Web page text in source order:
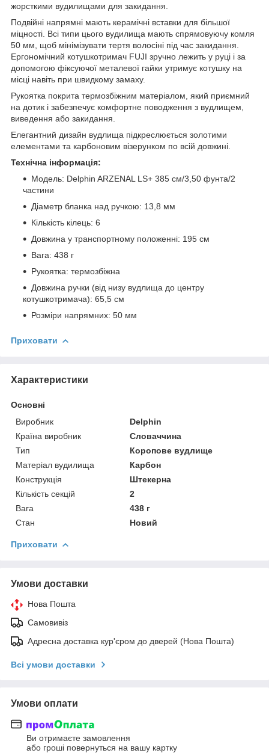
жорсткими вудилищами для закидання.
Подвійні напрямні мають керамічні вставки для більшої
міцності. Всі типи цього вудилища мають спрямовуючу комля
50 мм, щоб мінімізувати тертя волосіні під час закидання.
Ергономічний котушкотримач FUJI зручно лежить у руці і за
допомогою фіксуючої металевої гайки утримує котушку на
місці навіть при швидкому замаху.
Рукоятка покрита термозбіжним матеріалом, який приємний
на дотик і забезпечує комфортне поводження з вудлищем,
виведення або закидання.
Елегантний дизайн вудлища підкреслюється золотими
елементами та карбоновим візерунком по всій довжині.
Технічна інформація:
Модель: Delphin ARZENAL LS+ 385 см/3,50 фунта/2
частини
Діаметр бланка над ручкою: 13,8 мм
Кількість кілець: 6
Довжина у транспортному положенні: 195 см
Вага: 438 г
Рукоятка: термозбіжна
Довжина ручки (від низу вудлища до центру
котушкотримача): 65,5 см
Розміри напрямних: 50 мм
Приховати
Характеристики
Основні
Виробник
Delphin
Країна виробник
Словаччина
Тип
Коропове вудлище
Матеріал вудилища
Карбон
Конструкція
Штекерна
Кількість секцій
2
Вага
438 г
Стан
Новий
Приховати
Умови доставки
Нова Пошта
Самовивіз
Адресна доставка кур'єром до дверей (Нова Пошта)
Всі умови доставки
Умови оплати
Ви отримаєте замовлення
або гроші повернуться на вашу картку